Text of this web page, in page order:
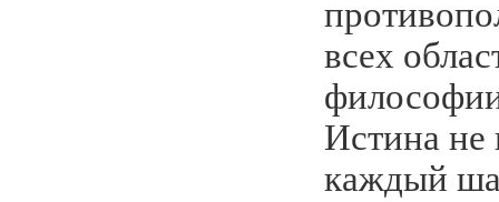
всех
Истина
каждый